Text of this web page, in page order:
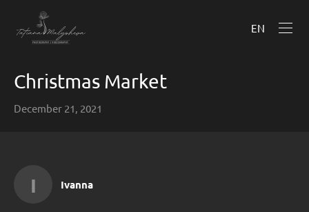
EN
Christmas Market
December 21, 2021
I Ivanna